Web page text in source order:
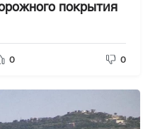
покрытия
0 0